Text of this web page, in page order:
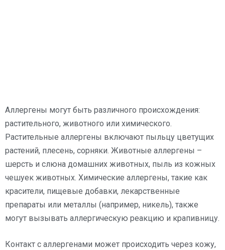
Аллергены могут быть различного происхождения:
растительного, животного или химического.
Растительные аллергены включают пыльцу цветущих
растений, плесень, сорняки. Животные аллергены –
шерсть и слюна домашних животных, пыль из кожных
чешуек животных. Химические аллергены, такие как
красители, пищевые добавки, лекарственные
препараты или металлы (например, никель), также
могут вызывать аллергическую реакцию и крапивницу.
Контакт с аллергенами может происходить через кожу,